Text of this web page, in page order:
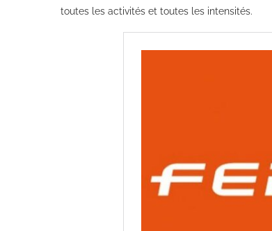
toutes les activités et toutes les intensités.